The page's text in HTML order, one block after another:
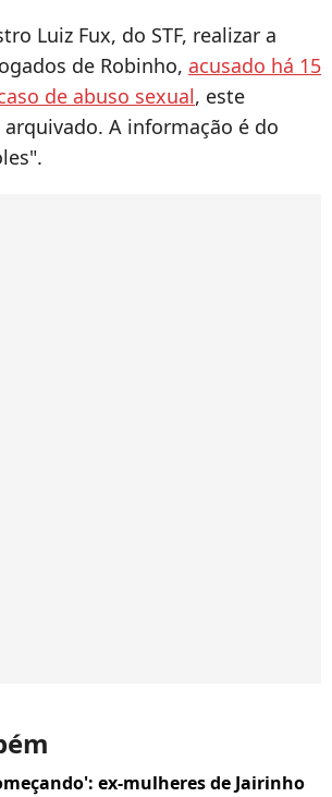
Luiz Fux, do STF, realizar a
de Robinho, acusado há 15
de abuso sexual, este
A informação é do
ex-mulheres de Jairinho